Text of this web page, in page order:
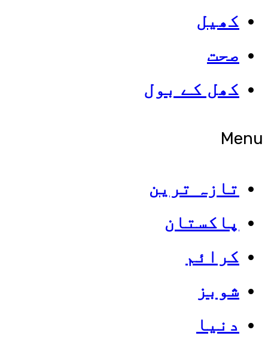
کھیل
صحت
کھل کے بول
Menu
تازہ ترین
پاکستان
کرائم
شوبز
دنیا